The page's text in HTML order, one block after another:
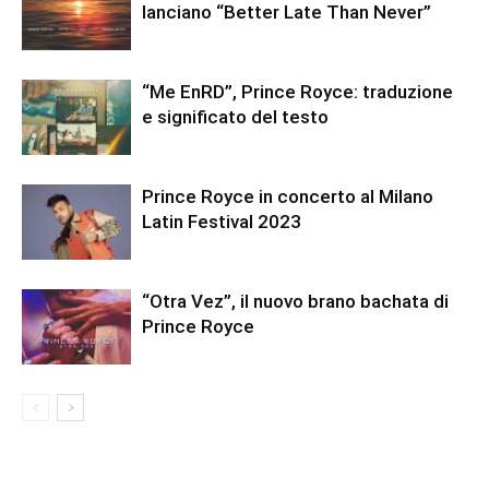
lanciano “Better Late Than Never”
“Me EnRD”, Prince Royce: traduzione
e significato del testo
Prince Royce in concerto al Milano
Latin Festival 2023
“Otra Vez”, il nuovo brano bachata di
Prince Royce